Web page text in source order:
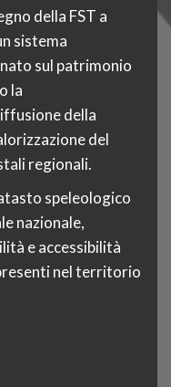
della FST a
sistema
sul patrimonio
la
della
del
regionali.
speleologico
nazionale,
e accessibilità
nel territorio